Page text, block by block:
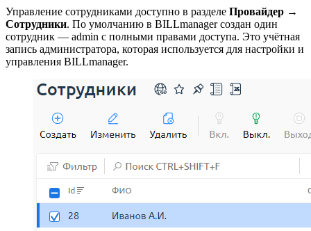
Управление сотрудниками доступно в разделе Провайдер →
Сотрудники. По умолчанию в BILLmanager создан один
сотрудник — admin с полными правами доступа. Это учётная
запись администратора, которая используется для настройки и
управления BILLmanager.